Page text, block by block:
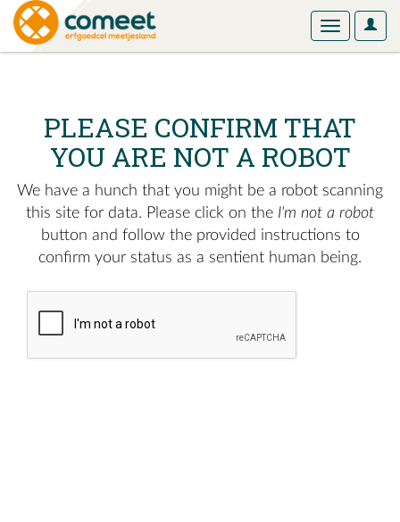
User
Toggle
PLEASE CONFIRM THAT
YOU ARE NOT A ROBOT
We have a hunch that you might be a robot scanning
this site for data. Please click on the I'm not a robot
button and follow the provided instructions to
confirm your status as a sentient human being.